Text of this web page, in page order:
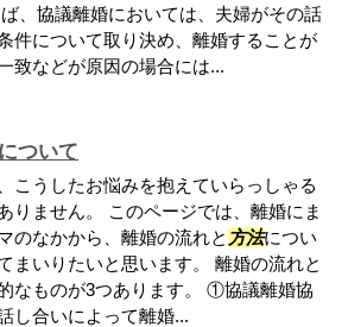
、協議離婚においては、夫婦がその話
件について取り決め、離婚することが
致などが原因の場合には...
ついて
こうしたお悩みを抱えていらっしゃる
りません。 このページでは、離婚にま
のなかから、離婚の流れと 方法につい
まいりたいと思います。 離婚の流れと
なものが3つあります。 ①協議離婚協
し合いによって離婚...